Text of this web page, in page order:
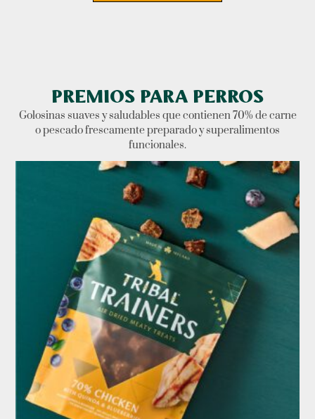
PREMIOS PARA PERROS
Golosinas suaves y saludables que contienen 70% de carne
o pescado frescamente preparado y superalimentos
funcionales.